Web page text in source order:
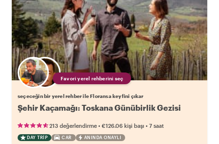
Favori yerel rehberini seç
seçeceğin bir yerel rehber ile Floransa keyfini çıkar
Şehir Kaçamağı: Toskana Günübirlik Gezisi
213 değerlendirme • €126.06 kişi başı • 7 saat
DAY TRIP CAR ANINDA ONAYLI